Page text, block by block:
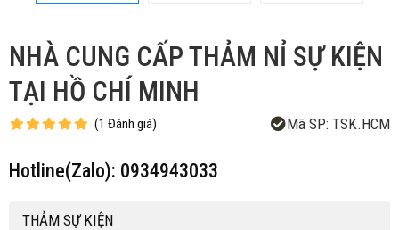
NHÀ CUNG CẤP THẢM NỈ SỰ KIỆN
TẠI HỒ CHÍ MINH
(1 Đánh giá) Mã SP: TSK.HCM
Hotline(Zalo): 0934943033
THẢM SỰ KIỆN